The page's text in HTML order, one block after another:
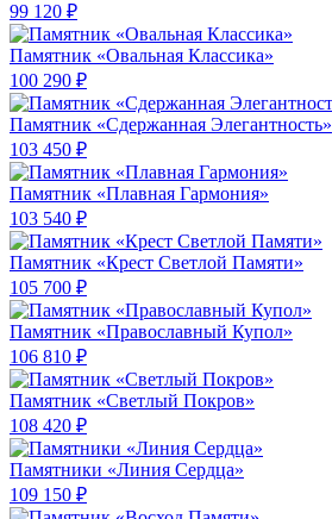
99 120 ₽
Памятник «Овальная Классика»
100 290 ₽
Памятник «Сдержанная Элегантность»
103 450 ₽
Памятник «Плавная Гармония»
103 540 ₽
Памятник «Крест Светлой Памяти»
105 700 ₽
Памятник «Православный Купол»
106 810 ₽
Памятник «Светлый Покров»
108 420 ₽
Памятники «Линия Сердца»
109 150 ₽